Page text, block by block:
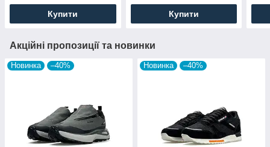
взуття
Купити
взуття
Купити
Акційні пропозиції та новинки
Новинка –40% Новинка –40%